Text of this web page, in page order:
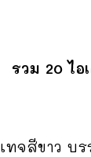
รวม 20 ไ
ทจสีขาว บ